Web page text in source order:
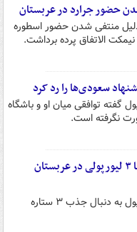
حضور جرارد در عربستان
دلیل منتفی شدن حضور اسطوره
الاتفاق پرده برداشت.
سعودی‌ها را رد کرد
گفته توافقی میان او و باشگاه
نگرفته است.
آغاز انقلاب جرارد با ۳ لیورپولی در عربستان
اسطوره باشگاه لیورپول به دنبال جذب ۳ ستاره